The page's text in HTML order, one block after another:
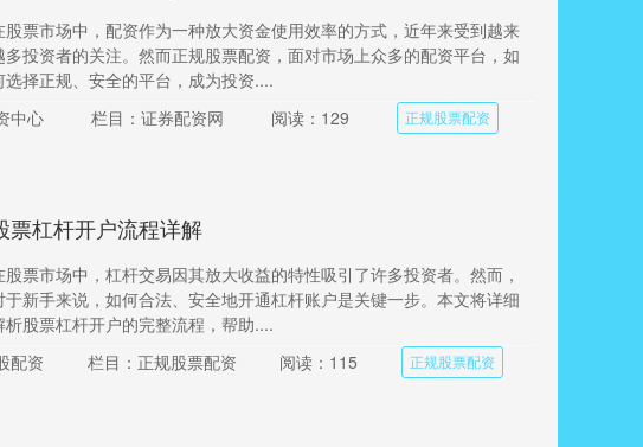
股票市场中，配资作为一种放大资金使用效率的方式，近年来受到越来
多投资者的关注。然而正规股票配资，面对市场上众多的配资平台，如
选择正规、安全的平台，成为投资....
中心
栏目：证券配资网 阅读：129 正规股票配资
票杠杆开户流程详解
股票市场中，杠杆交易因其放大收益的特性吸引了许多投资者。然而，
于新手来说，如何合法、安全地开通杠杆账户是关键一步。本文将详细
析股票杠杆开户的完整流程，帮助....
配资
栏目：正规股票配资 阅读：115 正规股票配资